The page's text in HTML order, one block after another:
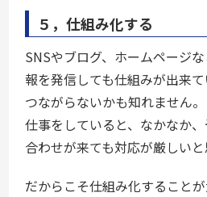
５，仕組み化する
SNSやブログ、ホームページ
報を発信しても仕組みが出来
つながらないかも知れません
仕事をしていると、なかなか
合わせが来ても対応が厳しいと
だからこそ仕組み化することが